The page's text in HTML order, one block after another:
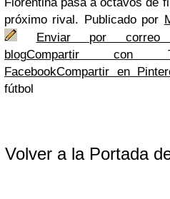
próximo rival. Publicado por
Enviar por correo
blogCompartir con
FacebookCompartir en
fútbol
Volver a la Portada